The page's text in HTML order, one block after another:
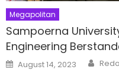
Megapolitan
Sampoerna
Engineering
Posted
on
August 14, 2023